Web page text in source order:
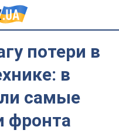
потери в
в
самые
фронта